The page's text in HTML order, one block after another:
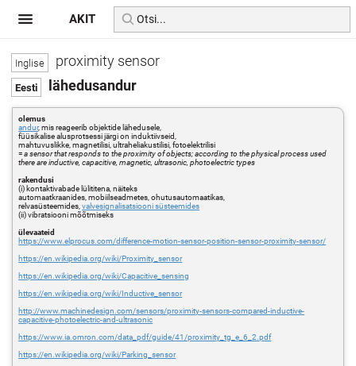
proximity sensor
lähedusandur
olemus
andur, mis reageerib objektide lähedusele,
füüsikalise alusprotsessi järgi on induktiivseid,
mahtuvuslikke, magnetilisi, ultraheliakustilisi, fotoelektrilisi
=a sensor that responds to the proximity of objects; according to the physical process used
there are inductive, capacitive, magnetic, ultrasonic, photoelectric types
rakendusi
(i) kontaktivabade lülititena, näiteks
automaatkraanides, mobiilseadmetes, ohutusautomaatikas,
relvasüsteemides,valvesignalisatsiooni süsteemides
(ii) vibratsiooni mõõtmiseks
ülevaateid
https://www.elprocus.com/difference-motion-sensor-position-sensor-proximity-sensor/
https://en.wikipedia.org/wiki/Proximity_sensor
https://en.wikipedia.org/wiki/Capacitive_sensing
https://en.wikipedia.org/wiki/Inductive_sensor
http://www.machinedesign.com/sensors/proximity-sensors-compared-inductive-
capacitive-photoelectric-and-ultrasonic
https://www.ia.omron.com/data_pdf/guide/41/proximity_tg_e_6_2.pdf
https://en.wikipedia.org/wiki/Parking_sensor
AKIT